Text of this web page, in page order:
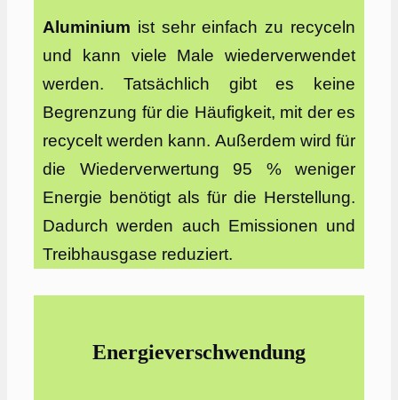
Aluminium ist sehr einfach zu recyceln
und kann viele Male wiederverwendet
werden. Tatsächlich gibt es keine
Begrenzung für die Häufigkeit, mit der es
recycelt werden kann. Außerdem wird für
die Wiederverwertung 95 % weniger
Energie benötigt als für die Herstellung.
Dadurch werden auch Emissionen und
Treibhausgase reduziert.
Energieverschwendung